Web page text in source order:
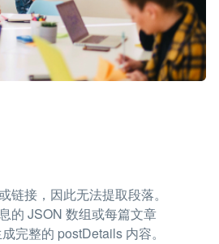
链接，因此无法提取段落。
的 JSON 数组或每篇文章
完整的 postDetails 内容。